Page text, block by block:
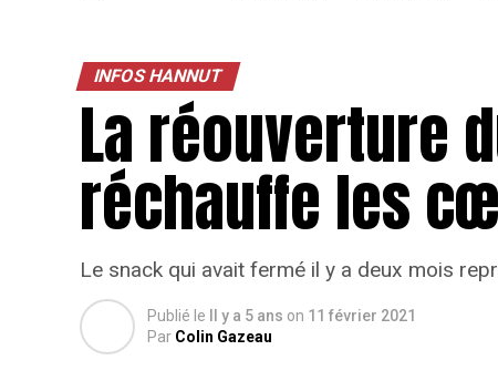
INFOS HANNUT
La réouverture
réchauffe les
Le snack qui avait fermé il y a deux mois
Publié le Il y a 5 ans on 11 février 2021
Par Colin Gazeau